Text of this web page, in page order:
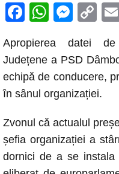
F
c
e
b
o
k
W
at
s
A
p
M
ss
e
n
er
C
p
y
Li
k
Apropierea datei
Județene a PSD
echipă de conducere,
în sânul organizației.
Zvonul că actualul
șefia organizației a
dornici de a se